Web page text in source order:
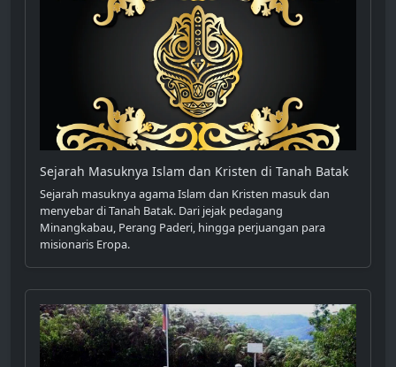
Sejarah Masuknya Islam dan Kristen di Tanah Batak
Sejarah masuknya agama Islam dan Kristen masuk dan
menyebar di Tanah Batak. Dari jejak pedagang
Minangkabau, Perang Paderi, hingga perjuangan para
misionaris Eropa.